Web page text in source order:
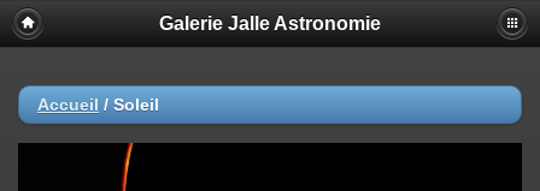
Galerie Jalle Astronomie
Accueil / Soleil